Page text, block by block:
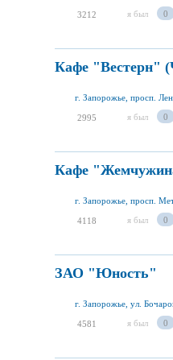
3212 я был 0
Кафе "Вестерн"
г. Запорожье, просп.
2995 я был 0
Кафе
г. Запорожье, просп.
4118 я был 0
ЗАО "Юность"
г. Запорожье, ул.
4581 я был 0